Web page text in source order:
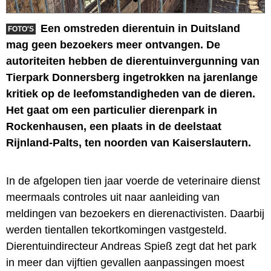
FOTO'S
Een omstreden dierentuin in Duitsland
mag geen bezoekers meer ontvangen. De
autoriteiten hebben de dierentuinvergunning van
Tierpark Donnersberg ingetrokken na jarenlange
kritiek op de leefomstandigheden van de dieren.
Het gaat om een particulier dierenpark in
Rockenhausen, een plaats in de deelstaat
Rijnland-Palts, ten noorden van Kaiserslautern.
In de afgelopen tien jaar voerde de veterinaire dienst
meermaals controles uit naar aanleiding van
meldingen van bezoekers en dierenactivisten. Daarbij
werden tientallen tekortkomingen vastgesteld.
Dierentuindirecteur Andreas Spieß zegt dat het park
in meer dan vijftien gevallen aanpassingen moest